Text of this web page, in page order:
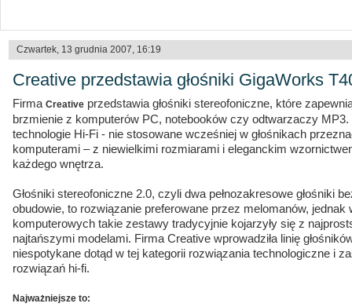
Czwartek, 13 grudnia 2007, 16:19
Creative przedstawia głośniki GigaWorks
Firma Creative przedstawia głośniki stereofoniczne, które
brzmienie z komputerów PC, notebooków czy odtwarzaczy MP3.
technologie Hi-Fi - nie stosowane wcześniej w głośnikach
komputerami – z niewielkimi rozmiarami i eleganckim
każdego wnętrza.
Głośniki stereofoniczne 2.0, czyli dwa pełnozakresowe głośniki
obudowie, to rozwiązanie preferowane przez melomanów, jednak
komputerowych takie zestawy tradycyjnie kojarzyły się z
najtańszymi modelami. Firma Creative wprowadziła linię
niespotykane dotąd w tej kategorii rozwiązania technologiczne i
rozwiązań hi-fi.
Najważniejsze to: